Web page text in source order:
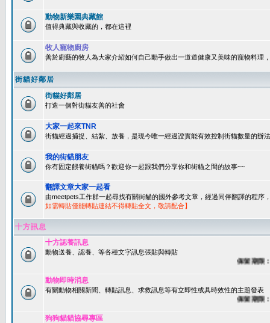
動物新樂園典藏館
值得典藏與收藏的，都在這裡
牧人寵物廚房
善於廚藝的牧人為大家介紹如何自己動手做出一道道健康又美味的寵物料理
街貓好鄰居
街貓好鄰居
打造一個對街貓友善的社會
大家一起來TNR
街貓經過捕捉、結紮、放養，是現今唯一經過證實能有效控制街貓數量的辦
我的街貓朋友
你有固定餵養街貓嗎？歡迎你一起跟我們分享你和街貓之間的故事~~
翻譯文章大家一起看
由meetpets工作群一起尋找有關街貓的國外參考文章，經過同伴翻譯的程序
如需轉貼僅能轉貼連結不得轉貼全文，敬請配合】
十方訊息
十方認養訊息
動物送養、認養、等各種文字訊息張貼與轉貼
保留期限：60
動物即時消息
有關動物相關新聞、轉貼訊息、求救訊息等有立即性或具時效性的主題發表
保留期限：45
狗狗貓貓協尋專區